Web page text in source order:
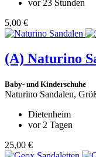
vor 23 Stunden
5,00 €
(A) Naturino
Baby- und Kinderschuhe
Naturino Sandalen,
Dietenheim
vor 2 Tagen
25,00 €